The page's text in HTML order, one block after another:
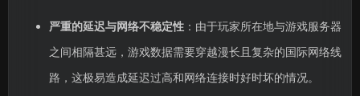
严重的延迟与网络不稳定性：由于玩家所在地与游戏服务器
之间相隔甚远，游戏数据需要穿越漫长且复杂的国际网络线
路，这极易造成延迟过高和网络连接时好时坏的情况。